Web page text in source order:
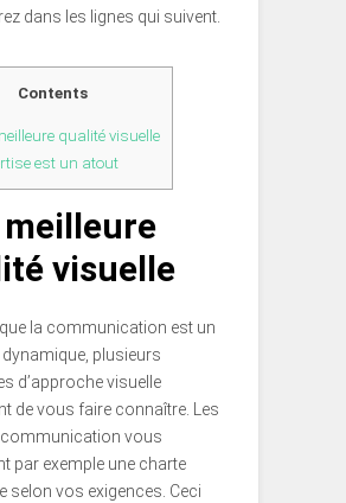
dans les lignes qui suivent.
Contents
qualité visuelle
est un atout
meilleure
visuelle
la communication est un
plusieurs
d’approche visuelle
de vous faire connaître. Les
communication vous
par exemple une charte
selon vos exigences. Ceci